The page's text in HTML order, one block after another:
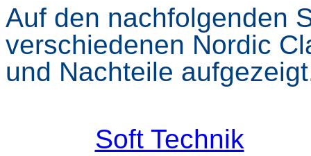
Auf den nachfolgenden
verschiedenen Nordic
und Nachteile
Soft Technik